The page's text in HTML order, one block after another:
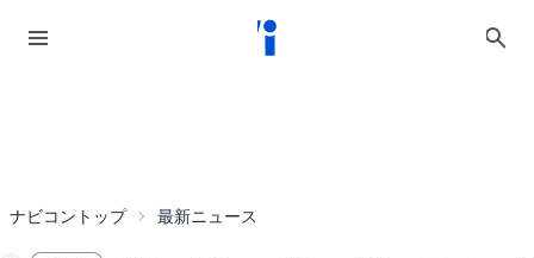
ナビコントップ 最新ニュース